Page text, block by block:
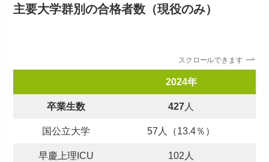
主要大学群別の合格者数（現役のみ）
スクロールできます
2024年
卒業生数 427 人
国公立大学 57人（13.4％）
早慶上理ICU 102人